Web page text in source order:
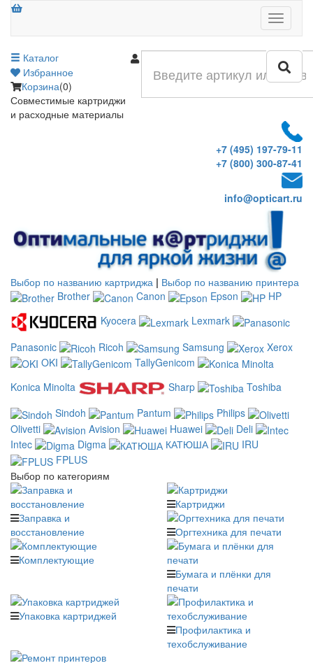
Меню
Каталог
Избранное
Корзина(0)
Совместимые картриджи
и расходные материалы
+7 (495) 197-79-11
+7 (800) 300-87-41
info@opticart.ru
Выбор по названию картриджа | Выбор по названию принтера
Brother
Canon Epson
HP
Kyocera
Lexmark
Panasonic
Ricoh Samsung
Xerox
OKI
TallyGenicom
Konica Minolta
Sharp
Toshiba
Sindoh
Pantum
Philips
Olivetti
Avision Huawei
Deli
Intec
Digma КАТЮША
IRU
FPLUS
Выбор по категориям
Заправка и
восстановление
Картриджи
Оргтехника для печати
Комплектующие
Бумага и плёнки для
печати
Упаковка картриджей
Профилактика и
техобслуживание